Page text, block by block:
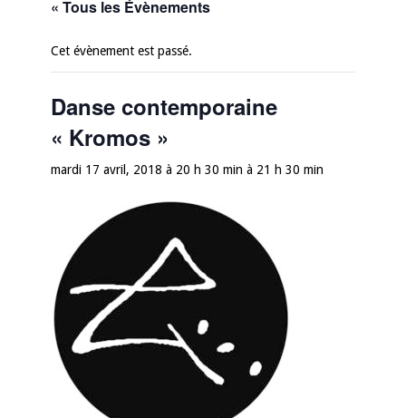
« Tous les Évènements
Cet évènement est passé.
Danse contemporaine
« Kromos »
mardi 17 avril, 2018 à 20 h 30 min à 21 h 30 min